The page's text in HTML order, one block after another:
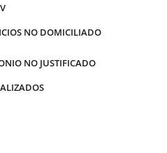
NO DOMICILIADO
NO JUSTIFICADO